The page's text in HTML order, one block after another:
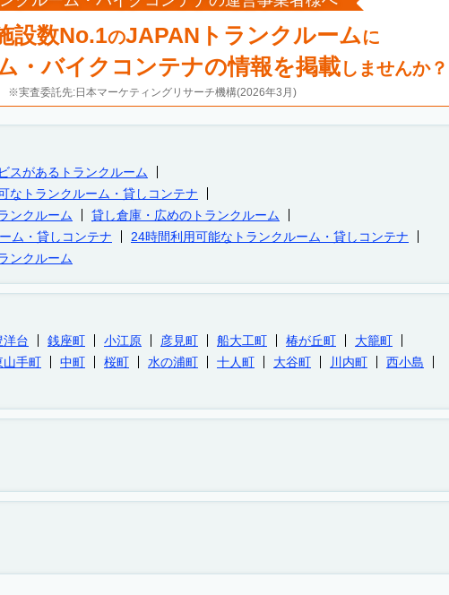
設数No.1のJAPANトランクルームに
・バイクコンテナの情報を掲載しませんか？
※実査委託先:日本マーケティングリサーチ機構(2026年3月)
スがあるトランクルーム
なトランクルーム・貸しコンテナ
ンクルーム
貸し倉庫・広めのトランクルーム
ム・貸しコンテナ
24時間利用可能なトランクルーム・貸しコンテナ
ンクルーム
洋台 銭座町 小江原 彦見町 船大工町 椿が丘町
大籠町
山手町 中町 桜町 水の浦町 十人町 大谷町 川内町
西小島